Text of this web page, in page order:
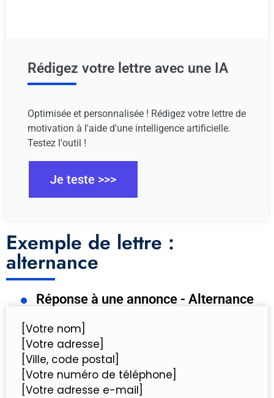
Rédigez votre lettre avec une IA
Optimisée et personnalisée ! Rédigez votre lettre de
motivation à l'aide d'une intelligence artificielle.
Testez l'outil !
Je teste >>>
Exemple de lettre :
alternance
Réponse à une annonce - Alternance
[Votre nom]
[Votre adresse]
[Ville, code postal]
[Votre numéro de téléphone]
[Votre adresse e-mail]